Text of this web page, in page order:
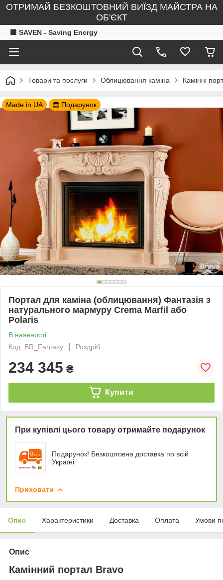
ОТРИМАЙ БЕЗКОШТОВНИЙ ВИЇЗД МАЙСТРА НА
ОБ'ЄКТ
🟧 SAVEN - Saving Energy
Товари та послуги Облицювання каміна Камінні
Made in UA Подарунок
Портал для каміна (облицювання) Фантазія з
натурального мармуру Crema Marfil або
Polaris
В наявності
Код: BR_Fantasy
Роздріб
234 345 ₴
Купити
При купівлі цього товару отримайте подарунок
Подарунок! Безкоштовна доставка по всій
Україні
Приховати
Опис Характеристики Доставка Оплата Умови
Опис
Камінний портал Bravo